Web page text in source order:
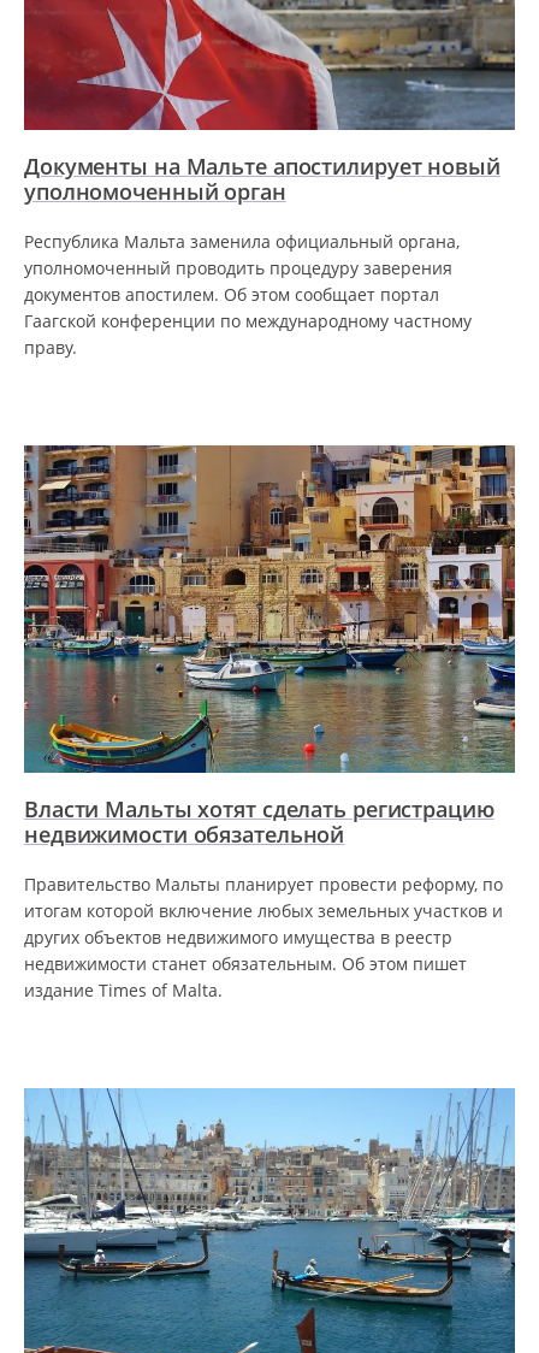
Документы на Мальте апостилирует новый
уполномоченный орган
Республика Мальта заменила официальный органа,
уполномоченный проводить процедуру заверения
документов апостилем. Об этом сообщает портал
Гаагской конференции по международному частному
праву.
Власти Мальты хотят сделать регистрацию
недвижимости обязательной
Правительство Мальты планирует провести реформу, по
итогам которой включение любых земельных участков и
других объектов недвижимого имущества в реестр
недвижимости станет обязательным. Об этом пишет
издание Times of Malta.